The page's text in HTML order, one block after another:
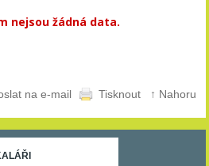
nejsou žádná data.
na e-mail
Tisknout ↑ Nahoru